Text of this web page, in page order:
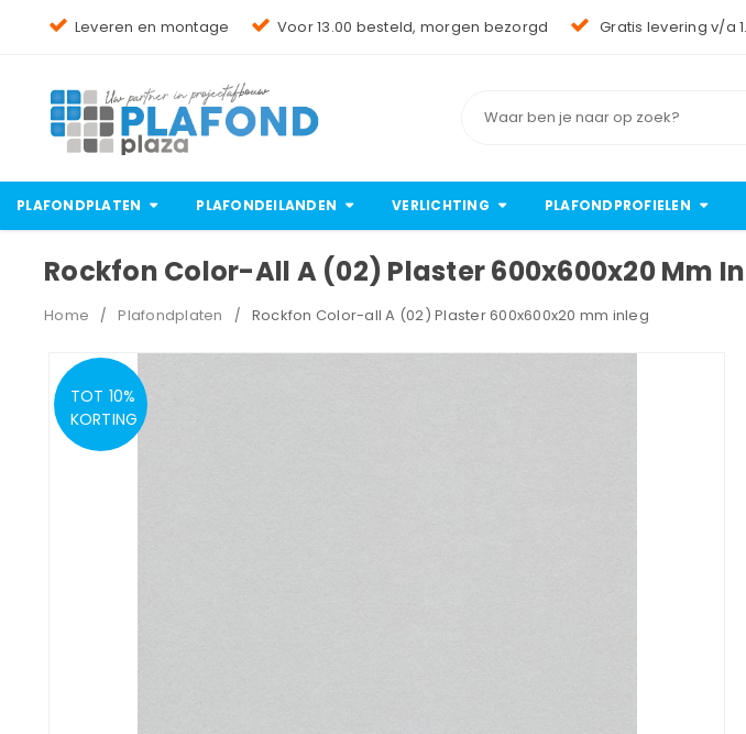
Leveren en montage Voor 13.00 besteld, morgen bezorgd Gratis levering v/a
PLAFONDPLATEN PLAFONDEILANDEN VERLICHTING PLAFONDPROFIELEN
Rockfon Color-All A (02) Plaster 600x600x20 Mm
Home / Plafondplaten / Rockfon Color-all A (02) Plaster 600x600x20 mm inleg
TOT 10%
KORTING